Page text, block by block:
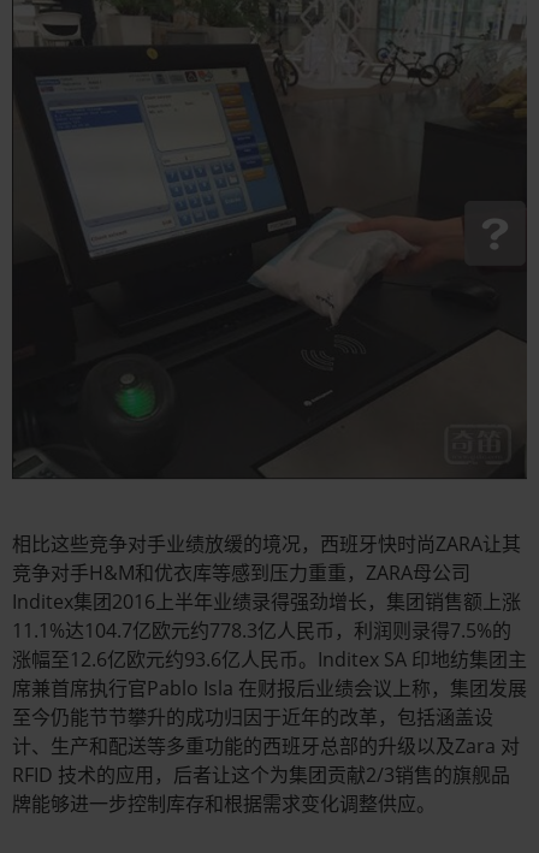
相比这些竞争对手业绩放缓的境况，西班牙快时尚ZARA让其
竞争对手H&M和优衣库等感到压力重重，ZARA母公司
Inditex集团2016上半年业绩录得强劲增长，集团销售额上涨
11.1%达104.7亿欧元约778.3亿人民币，利润则录得7.5%的
涨幅至12.6亿欧元约93.6亿人民币。Inditex SA 印地纺集团主
席兼首席执行官Pablo Isla 在财报后业绩会议上称，集团发展
至今仍能节节攀升的成功归因于近年的改革，包括涵盖设
计、生产和配送等多重功能的西班牙总部的升级以及Zara 对
RFID 技术的应用，后者让这个为集团贡献2/3销售的旗舰品
牌能够进一步控制库存和根据需求变化调整供应。